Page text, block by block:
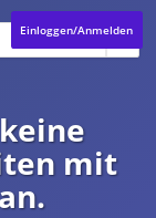
Einloggen/Anmelden
mit